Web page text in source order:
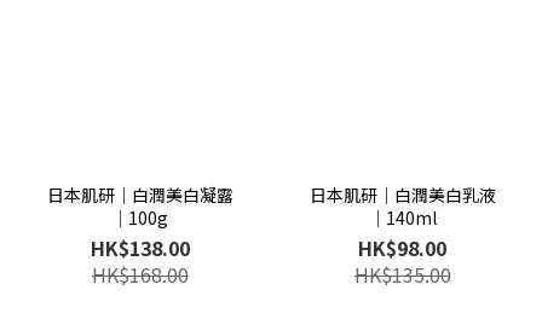
日本肌研│白潤美白凝露
│100g
HK$138.00
HK$168.00
日本肌研│白潤美白乳液
│140ml
HK$98.00
HK$135.00